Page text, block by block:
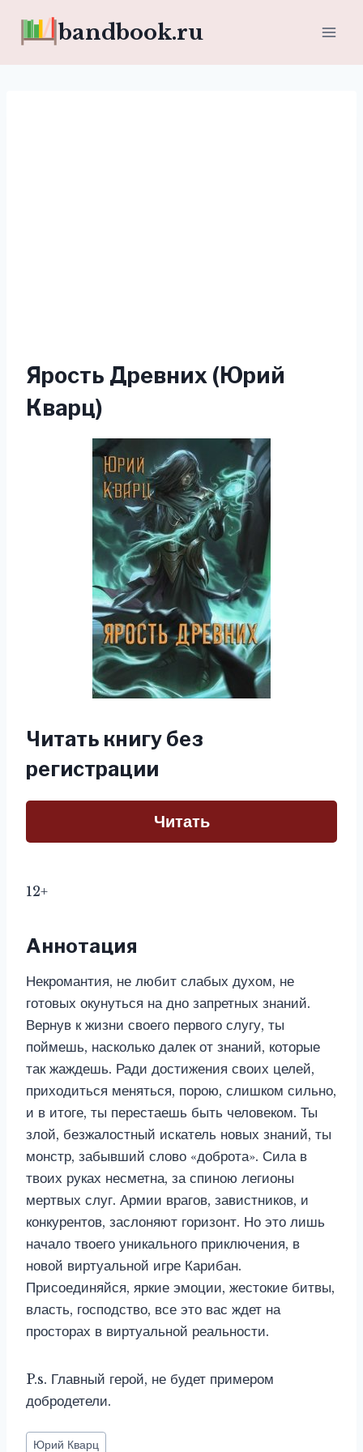
bandbook.ru
Ярость Древних (Юрий
Кварц)
Читать книгу без
регистрации
Читать
12+
Аннотация
Некромантия, не любит слабых духом, не
готовых окунуться на дно запретных знаний.
Вернув к жизни своего первого слугу, ты
поймешь, насколько далек от знаний, которые
так жаждешь. Ради достижения своих целей,
приходиться меняться, порою, слишком сильно,
и в итоге, ты перестаешь быть человеком. Ты
злой, безжалостный искатель новых знаний, ты
монстр, забывший слово «доброта». Сила в
твоих руках несметна, за спиною легионы
мертвых слуг. Армии врагов, завистников, и
конкурентов, заслоняют горизонт. Но это лишь
начало твоего уникального приключения, в
новой виртуальной игре Карибан.
Присоединяйся, яркие эмоции, жестокие битвы,
власть, господство, все это вас ждет на
просторах в виртуальной реальности.
P.s. Главный герой, не будет примером
добродетели.
Метки
Юрий Кварц